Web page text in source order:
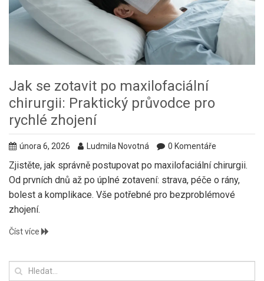
Jak se zotavit po maxilofaciální
chirurgii: Praktický průvodce pro
rychlé zhojení
února 6, 2026 Ludmila Novotná 0 Komentáře
Zjistěte, jak správně postupovat po maxilofaciální chirurgii.
Od prvních dnů až po úplné zotavení: strava, péče o rány,
bolest a komplikace. Vše potřebné pro bezproblémové
zhojení.
Číst více